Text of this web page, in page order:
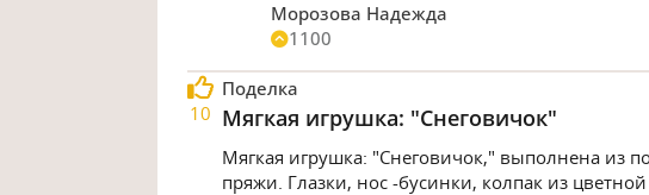
Морозова Надежда
1100
10
Поделка
Мягкая игрушка: "Снеговичок"
Мягкая игрушка: "Снеговичок," выполнена из
пряжи. Глазки, нос -бусинки, колпак из цветной